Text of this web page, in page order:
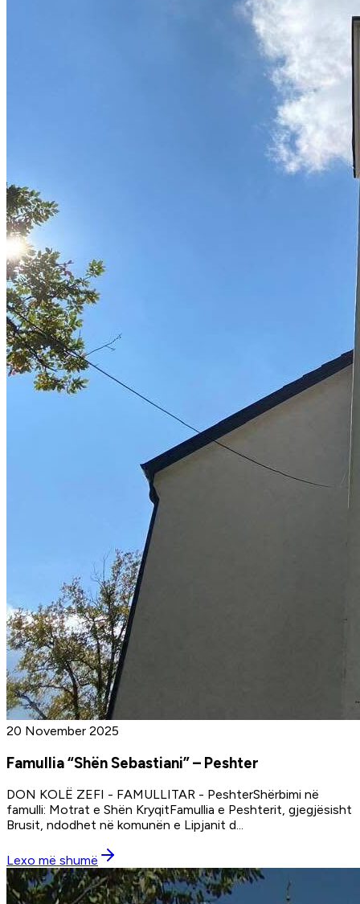
20 November 2025
Famullia “Shën Sebastiani” – Peshter
DON KOLË ZEFI - FAMULLITAR - PeshterShërbimi në
famulli: Motrat e Shën KryqitFamullia e Peshterit, gjegjësisht
Brusit, ndodhet në komunën e Lipjanit d...
Lexo më shumë